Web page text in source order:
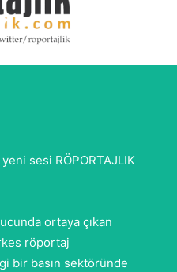
sesi RÖPORTAJLIK
ortaya çıkan
röportaj
bir basın sektöründe